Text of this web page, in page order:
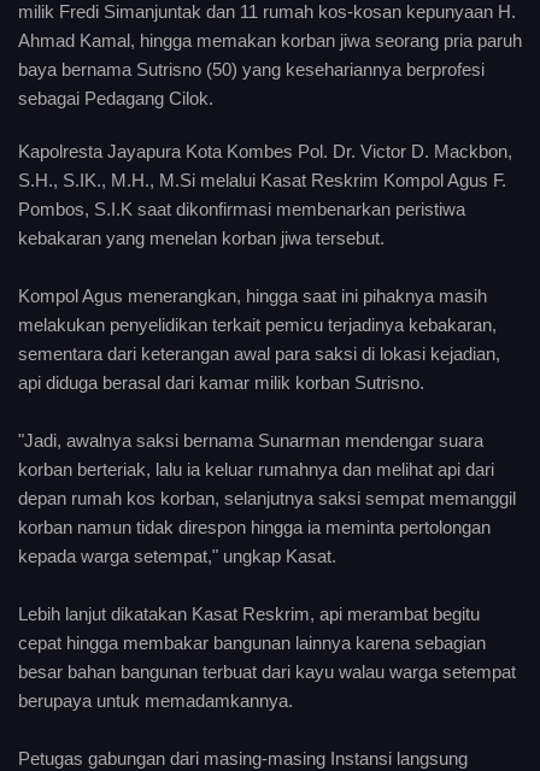
milik Fredi Simanjuntak dan 11 rumah kos-kosan kepunyaan H.
Ahmad Kamal, hingga memakan korban jiwa seorang pria paruh
baya bernama Sutrisno (50) yang kesehariannya berprofesi
sebagai Pedagang Cilok.
Kapolresta Jayapura Kota Kombes Pol. Dr. Victor D. Mackbon,
S.H., S.IK., M.H., M.Si melalui Kasat Reskrim Kompol Agus F.
Pombos, S.I.K saat dikonfirmasi membenarkan peristiwa
kebakaran yang menelan korban jiwa tersebut.
Kompol Agus menerangkan, hingga saat ini pihaknya masih
melakukan penyelidikan terkait pemicu terjadinya kebakaran,
sementara dari keterangan awal para saksi di lokasi kejadian,
api diduga berasal dari kamar milik korban Sutrisno.
"Jadi, awalnya saksi bernama Sunarman mendengar suara
korban berteriak, lalu ia keluar rumahnya dan melihat api dari
depan rumah kos korban, selanjutnya saksi sempat memanggil
korban namun tidak direspon hingga ia meminta pertolongan
kepada warga setempat," ungkap Kasat.
Lebih lanjut dikatakan Kasat Reskrim, api merambat begitu
cepat hingga membakar bangunan lainnya karena sebagian
besar bahan bangunan terbuat dari kayu walau warga setempat
berupaya untuk memadamkannya.
Petugas gabungan dari masing-masing Instansi langsung